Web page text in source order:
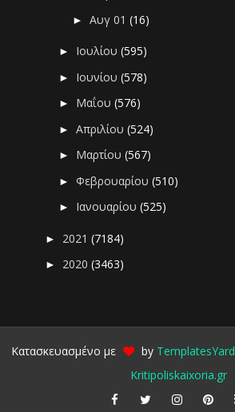
►Αυγ 01(16)
► Ιουλίου(595)
► Ιουνίου(578)
► Μαΐου(576)
►Απριλίου(524)
► Μαρτίου(567)
►Φεβρουαρίου(510)
► Ιανουαρίου(525)
► 2021(7184)
► 2020(3463)
Κατασκευασμένο με by TemplatesYard
Kritipoliskaixoria.gr